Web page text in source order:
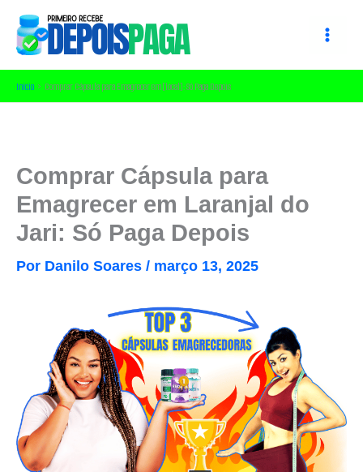
para
conteúdo
Início Comprar Cápsula para Emagrecer em [local]: Só Paga Depois
Comprar Cápsula para
Emagrecer em Laranjal do
Jari: Só Paga Depois
Por Danilo Soares / março 13, 2025